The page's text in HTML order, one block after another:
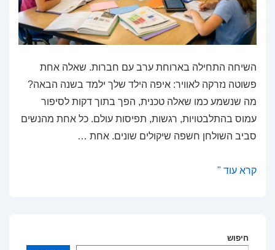
השיחה התחילה בארוחת ערב עם חברות. שאלה אחת
פשוטה נזרקה לאוויר: איפה הילד שלך ילמד בשנה הבאה?
מה שנשמע כמו שאלה טכנית, הפך בתוך דקות לסיפור
עמוס בהתלבטויות, רגשות, תפיסות עולם. כל אחת מהנשים
סביב השולחן חשפה שיקולים שונים. אחת …
איך
מתאים
קרא עוד "
חיפוש